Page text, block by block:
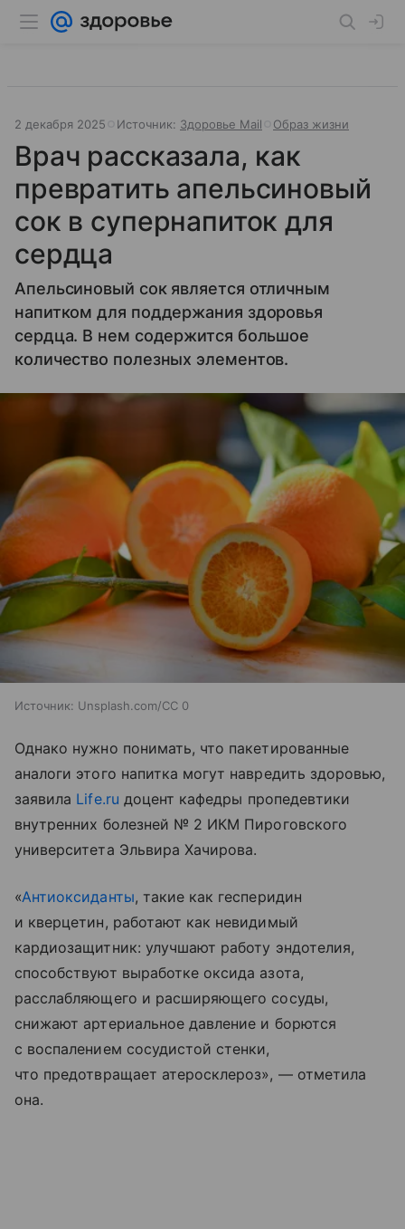
2 декабря 2025 Источник: Здоровье Mail Образ жизни
Врач рассказала, как
превратить апельсиновый
сок в супернапиток для
сердца
Апельсиновый сок является отличным
напитком для поддержания здоровья
сердца. В нем содержится большое
количество полезных элементов.
Источник: Unsplash.com/CC 0
Однако нужно понимать, что пакетированные
аналоги этого напитка могут навредить здоровью,
заявила Life.ru доцент кафедры пропедевтики
внутренних болезней № 2 ИКМ Пироговского
университета Эльвира Хачирова.
«Антиоксиданты, такие как гесперидин
и кверцетин, работают как невидимый
кардиозащитник: улучшают работу эндотелия,
способствуют выработке оксида азота,
расслабляющего и расширяющего сосуды,
снижают артериальное давление и борются
с воспалением сосудистой стенки,
что предотвращает атеросклероз», — отметила
она.